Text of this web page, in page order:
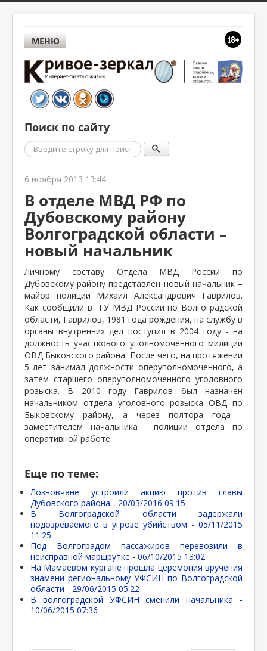
МЕНЮ
Поиск по сайту
Поиск
6 ноября 2013 13:44
В отделе МВД РФ по
Дубовскому району
Волгоградской области –
новый начальник
Личному составу Отдела МВД России по
Дубовскому району представлен новый начальник –
майор полиции Михаил Александрович Гаврилов.
Как сообщили в
ГУ МВД России по Волгоградской
области, Гаврилов, 1981 года рождения, на службу в
органы внутренних дел поступил в 2004 году - на
должность участкового уполномоченного милиции
ОВД Быковского района. После чего, на протяжении
5 лет занимал должности оперуполномоченного, а
затем старшего оперуполномоченного уголовного
розыска. В 2010 году Гаврилов был назначен
начальником отдела уголовного розыска ОВД по
Быковскому району, а через полтора года -
заместителем начальника полиции отдела по
оперативной работе.
Еще по теме:
Лозновчане устроили акцию против главы
Дубовского района - 20/03/2016 09:15
В Волгоградской области задержали
подозреваемого в угрозе убийством - 05/11/2015
11:25
Под Волгоградом пассажиров перевозили в
неисправной маршрутке - 06/10/2015 13:02
На Мамаевом кургане прошла церемония вручения
знамени региональному УФСИН по Волгоградской
области - 29/06/2015 05:22
В волгоградской УФСИН сменили начальника -
10/06/2015 07:36